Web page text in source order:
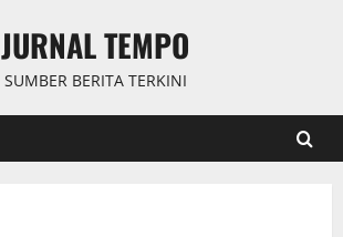
JURNAL TEMPO
SUMBER BERITA TERKINI